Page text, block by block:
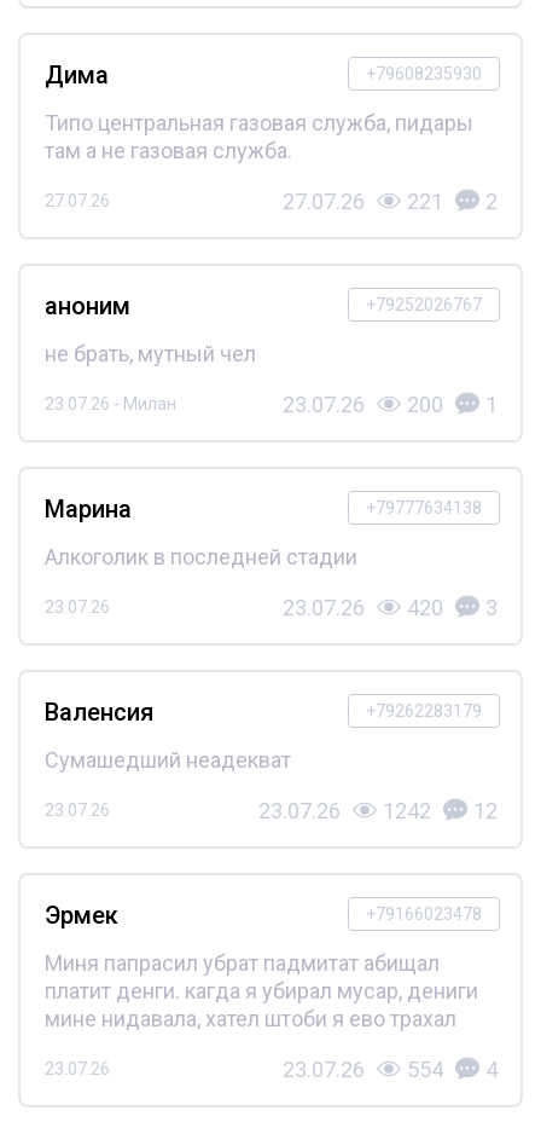
+79608235930
Дима
Типо центральная газовая служба, пидары
там а не газовая служба.
27.07.26 27.07.26 221 2
+79252026767
аноним
не брать, мутный чел
23.07.26 - Милан 23.07.26 200 1
+79777634138
Марина
Алкоголик в последней стадии
23.07.26 23.07.26 420 3
+79262283179
Валенсия
Сумашедший неадекват
23.07.26 23.07.26 1242 12
+79166023478
Эрмек
Миня папрасил убрат падмитат абищал
платит денги. кагда я убирал мусар, дениги
мине нидавала, хател штоби я ево трахал
23.07.26 23.07.26 554 4